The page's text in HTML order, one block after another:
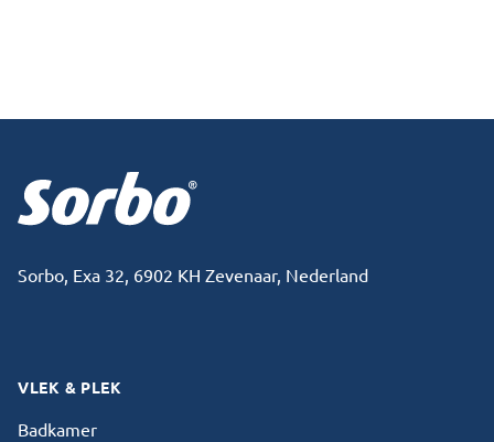
Sorbo, Exa 32, 6902 KH Zevenaar, Nederland
VLEK & PLEK
Badkamer